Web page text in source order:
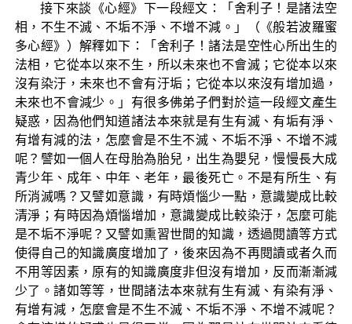
接下來談《心經》下一段經文：「舍利子！是諸法空
相，不生不滅、不垢不淨、不增不減。」（《般若波羅蜜
多心經》）解釋如下：「舍利子！諸法是空性心所出生的
法相，它從本以來不生，所以未來也不會滅；它從本以來
沒有染汙，未來也不會有汙垢；它從本以來沒有增加過，
未來也不會減少。」有很多佛弟子們對於這一段經文產生
疑惑，因為他們知道諸法本來就是有生有滅、有垢有淨、
有增有減的法，怎麼會是不生不滅、不垢不淨、不增不減
呢？譬如一個人在母胎為胎兒，出生為嬰兒，慢慢長大成
青少年、成年、中年、老年，最後死亡。不是有所生、有
所消滅嗎？又譬如意識，有時煩惱少一點，意識變成比較
清淨；有時因為煩惱增加，意識變成比較染汙，怎麼可能
是不垢不淨呢？又譬如熏習世間的知識，透過閱讀等方式
使得自己的知識廣度增加了，後來因為不再閱讀或者久而
不用等因素，原有的知識廣度非但沒有增加，反而漸漸減
少了。諸如等等，世間諸法本來就有生有滅、有染有淨、
有增有減，怎麼會是不生不滅、不垢不淨、不增不減呢？